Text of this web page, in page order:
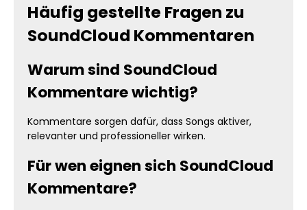
Häufig gestellte Fragen zu
SoundCloud Kommentaren
Warum sind SoundCloud
Kommentare wichtig?
Kommentare sorgen dafür, dass Songs aktiver,
relevanter und professioneller wirken.
Für wen eignen sich SoundCloud
Kommentare?